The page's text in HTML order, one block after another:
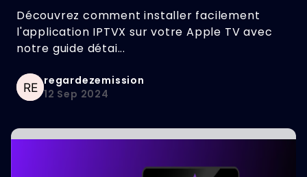
Découvrez comment installer facilement
l'application IPTVX sur votre Apple TV avec
notre guide détai...
regardezemission
12 Sep 2024